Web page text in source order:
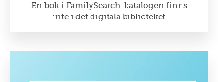
En bok i FamilySearch-katalogen finns
inte i det digitala biblioteket